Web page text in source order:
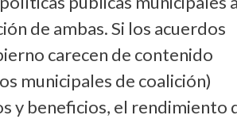
de ambas. Si los acuerdos
carecen de contenido
municipales de coalición)
y beneficios, el rendimiento